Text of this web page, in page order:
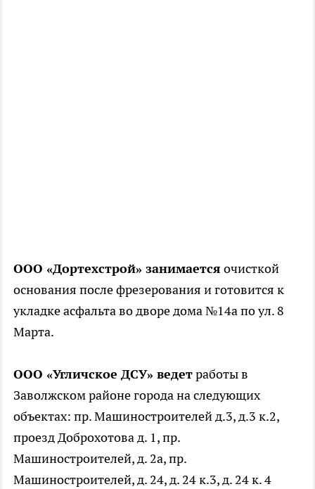
ООО «Дортехстрой» занимается очисткой
основания после фрезерования и готовится к
укладке асфальта во дворе дома №14а по ул. 8
Марта.
ООО «Угличское ДСУ» ведетработы в
Заволжском районе города на следующих
объектах: пр. Машиностроителей д.3, д.3 к.2,
проезд Доброхотова д. 1, пр.
Машиностроителей, д. 2а, пр.
Машиностроителей, д. 24, д. 24 к.3, д. 24 к. 4